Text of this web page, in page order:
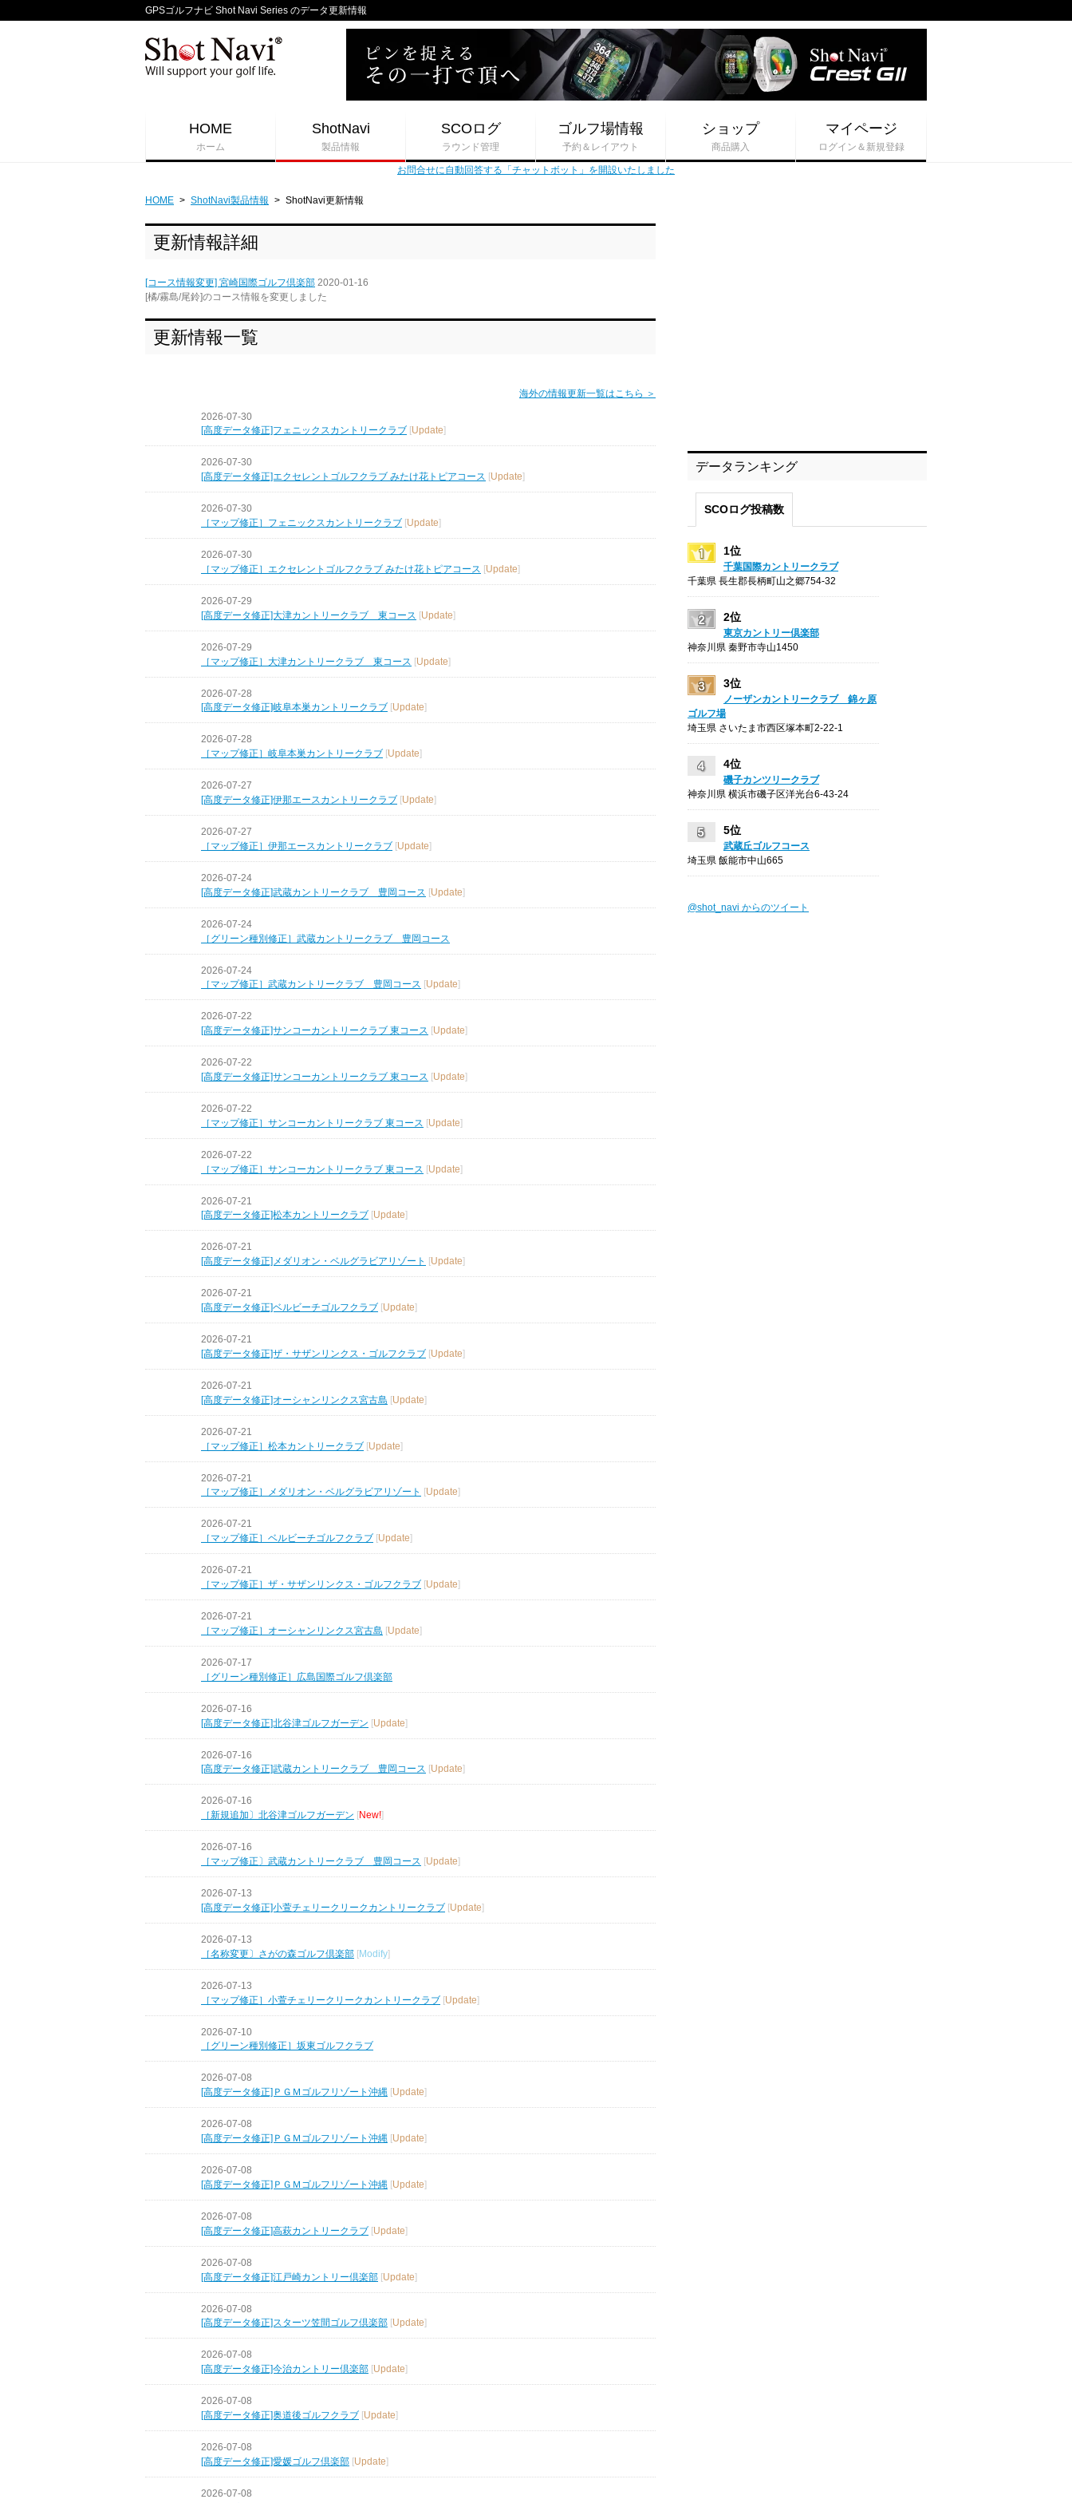
GPSゴルフナビ Shot Navi Series のデータ更新情報
HOME
ホーム
ShotNavi
製品情報
SCOログ
ラウンド管理
ゴルフ場情報
予約＆レイアウト
ショップ
商品購入
マイページ
ログイン＆新規登録
お問合せに自動回答する「チャットボット」を開設いたしました
HOME > ShotNavi製品情報 > ShotNavi更新情報
更新情報詳細
[コース情報変更] 宮崎国際ゴルフ倶楽部 2020-01-16
[橘/霧島/尾鈴]のコース情報を変更しました
更新情報一覧
海外の情報更新一覧はこちら ＞
2026-07-30
[高度データ修正]フェニックスカントリークラブ [Update]
2026-07-30
[高度データ修正]エクセレントゴルフクラブ みたけ花トピアコース [Update]
2026-07-30
［マップ修正］フェニックスカントリークラブ [Update]
2026-07-30
［マップ修正］エクセレントゴルフクラブ みたけ花トピアコース [Update]
2026-07-29
[高度データ修正]大津カントリークラブ 東コース [Update]
2026-07-29
［マップ修正］大津カントリークラブ 東コース [Update]
2026-07-28
[高度データ修正]岐阜本巣カントリークラブ [Update]
2026-07-28
［マップ修正］岐阜本巣カントリークラブ [Update]
2026-07-27
[高度データ修正]伊那エースカントリークラブ [Update]
2026-07-27
［マップ修正］伊那エースカントリークラブ [Update]
2026-07-24
[高度データ修正]武蔵カントリークラブ 豊岡コース [Update]
2026-07-24
［グリーン種別修正］武蔵カントリークラブ 豊岡コース
2026-07-24
［マップ修正］武蔵カントリークラブ 豊岡コース [Update]
2026-07-22
[高度データ修正]サンコーカントリークラブ 東コース [Update]
2026-07-22
[高度データ修正]サンコーカントリークラブ 東コース [Update]
2026-07-22
［マップ修正］サンコーカントリークラブ 東コース [Update]
2026-07-22
［マップ修正］サンコーカントリークラブ 東コース [Update]
2026-07-21
[高度データ修正]松本カントリークラブ [Update]
2026-07-21
[高度データ修正]メダリオン・ベルグラビアリゾート [Update]
2026-07-21
[高度データ修正]ベルビーチゴルフクラブ [Update]
2026-07-21
[高度データ修正]ザ・サザンリンクス・ゴルフクラブ [Update]
2026-07-21
[高度データ修正]オーシャンリンクス宮古島 [Update]
2026-07-21
［マップ修正］松本カントリークラブ [Update]
2026-07-21
［マップ修正］メダリオン・ベルグラビアリゾート [Update]
2026-07-21
［マップ修正］ベルビーチゴルフクラブ [Update]
2026-07-21
［マップ修正］ザ・サザンリンクス・ゴルフクラブ [Update]
2026-07-21
［マップ修正］オーシャンリンクス宮古島 [Update]
2026-07-17
［グリーン種別修正］広島国際ゴルフ倶楽部
2026-07-16
[高度データ修正]北谷津ゴルフガーデン [Update]
2026-07-16
[高度データ修正]武蔵カントリークラブ 豊岡コース [Update]
2026-07-16
［新規追加〕北谷津ゴルフガーデン [New!]
2026-07-16
［マップ修正〕武蔵カントリークラブ 豊岡コース [Update]
2026-07-13
[高度データ修正]小萱チェリークリークカントリークラブ [Update]
2026-07-13
［名称変更〕さがの森ゴルフ倶楽部 [Modify]
2026-07-13
［マップ修正］小萱チェリークリークカントリークラブ [Update]
2026-07-10
［グリーン種別修正］坂東ゴルフクラブ
2026-07-08
[高度データ修正]ＰＧＭゴルフリゾート沖縄 [Update]
2026-07-08
[高度データ修正]ＰＧＭゴルフリゾート沖縄 [Update]
2026-07-08
[高度データ修正]ＰＧＭゴルフリゾート沖縄 [Update]
2026-07-08
[高度データ修正]高萩カントリークラブ [Update]
2026-07-08
[高度データ修正]江戸崎カントリー倶楽部 [Update]
2026-07-08
[高度データ修正]スターツ笠間ゴルフ倶楽部 [Update]
2026-07-08
[高度データ修正]今治カントリー倶楽部 [Update]
2026-07-08
[高度データ修正]奥道後ゴルフクラブ [Update]
2026-07-08
[高度データ修正]愛媛ゴルフ倶楽部 [Update]
2026-07-08
データランキング
SCOログ投稿数
1位
千葉国際カントリークラブ
千葉県 長生郡長柄町山之郷754-32
2位
東京カントリー倶楽部
神奈川県 秦野市寺山1450
3位
ノーザンカントリークラブ 錦ヶ原
ゴルフ場
埼玉県 さいたま市西区塚本町2-22-1
4位
磯子カンツリークラブ
神奈川県 横浜市磯子区洋光台6-43-24
5位
武蔵丘ゴルフコース
埼玉県 飯能市中山665
@shot_navi からのツイート